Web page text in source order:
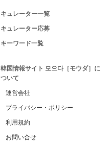
キュレーター一覧
キュレーター応募
キーワード一覧
韓国情報サイト 모으다［モウダ］に
ついて
運営会社
プライバシー・ポリシー
利用規約
お問い合せ